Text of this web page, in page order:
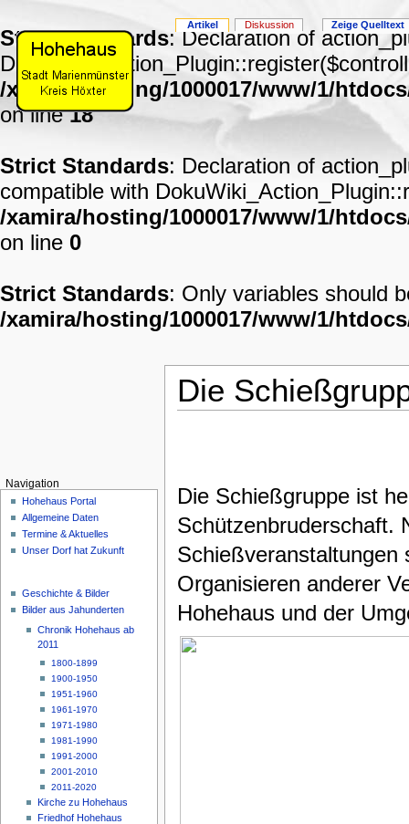
Strict Standards: Declaration of
/xamira/hosting/1000017/www/1/
on line18
Strict Standards: Declaration of
compatible with
/xamira/hosting/1000017/www/1/
on line 0
Strict Standards: Only variables should
/xamira/hosting/1000017/www/1/
Die
Die Schießgruppe ist
Schützenbruderschaft.
Schießveranstaltungen
Organisieren anderer
Hohehaus und der
Artikel Diskussion Zeige Quelltext
Navigation
Hohehaus Portal
Allgemeine Daten
Termine & Aktuelles
Unser Dorf hat Zukunft
Geschichte & Bilder
Bilder aus Jahunderten
Chronik Hohehaus ab
2011
1800-1899
1900-1950
1951-1960
1961-1970
1971-1980
1981-1990
1991-2000
2001-2010
2011-2020
Kirche zu Hohehaus
Friedhof Hohehaus